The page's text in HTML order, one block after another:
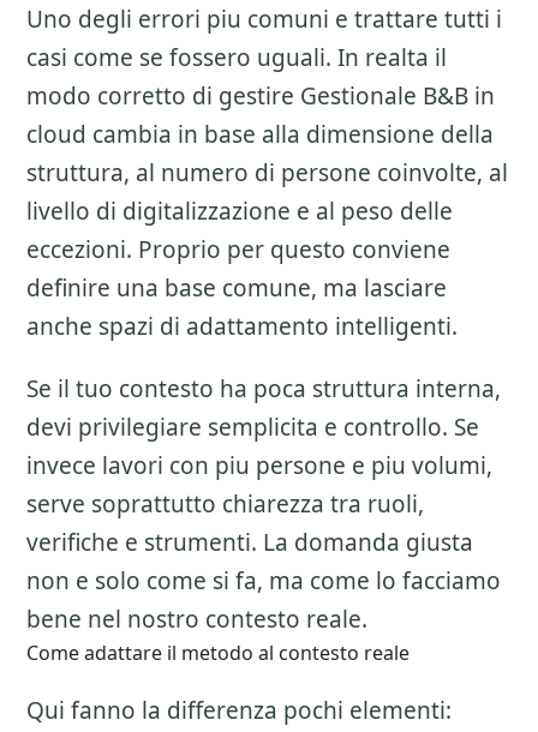
Uno degli errori piu comuni e trattare tutti i
casi come se fossero uguali. In realta il
modo corretto di gestire Gestionale B&B in
cloud cambia in base alla dimensione della
struttura, al numero di persone coinvolte, al
livello di digitalizzazione e al peso delle
eccezioni. Proprio per questo conviene
definire una base comune, ma lasciare
anche spazi di adattamento intelligenti.
Se il tuo contesto ha poca struttura interna,
devi privilegiare semplicita e controllo. Se
invece lavori con piu persone e piu volumi,
serve soprattutto chiarezza tra ruoli,
verifiche e strumenti. La domanda giusta
non e solo come si fa, ma come lo facciamo
bene nel nostro contesto reale.
Come adattare il metodo al contesto reale
Qui fanno la differenza pochi elementi: